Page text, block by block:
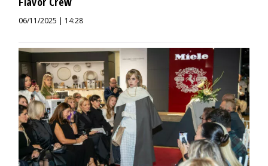
06/11/2025 | 14:28